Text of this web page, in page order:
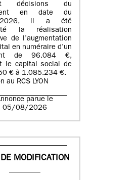
décisions du
en date du
2026, il a été
la réalisation
de l’augmentation
en numéraire d’un
de 96.084 €,
le capital social de
€ à 1.085.234 €.
au RCS LYON
parue le
05/08/2026
MODIFICATION